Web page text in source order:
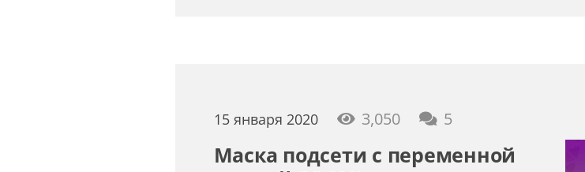
15 января 2020 3,050 5комментариев
Маска подсети с переменной